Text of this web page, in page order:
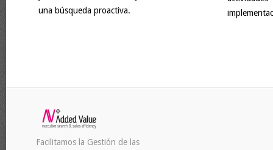
una búsqueda proactiva.
Facilitamos la Gestión de las